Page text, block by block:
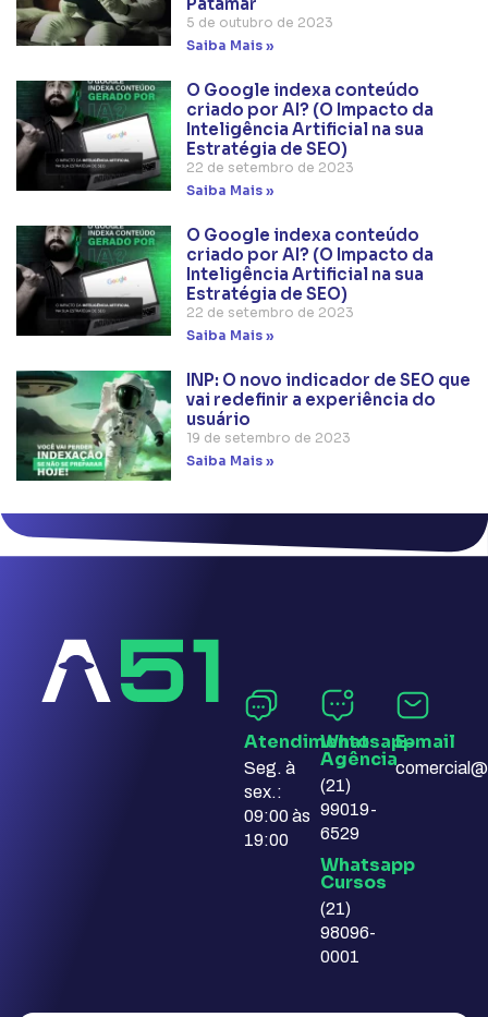
5 de outubro de 2023
Saiba Mais »
O Google indexa conteúdo
criado por AI? (O Impacto da
Inteligência Artificial na sua
Estratégia de SEO)
22 de setembro de 2023
Saiba Mais »
O Google indexa conteúdo
criado por AI? (O Impacto da
Inteligência Artificial na sua
Estratégia de SEO)
22 de setembro de 2023
Saiba Mais »
INP: O novo indicador de SEO que
vai redefinir a experiência do
usuário
19 de setembro de 2023
Saiba Mais »
Atendimento
Seg. à
sex.:
09:00 às
19:00
Whatsapp
Agência​
(21)
99019-
6529
Whatsapp
Cursos​
(21)
98096-
0001
E-mail​